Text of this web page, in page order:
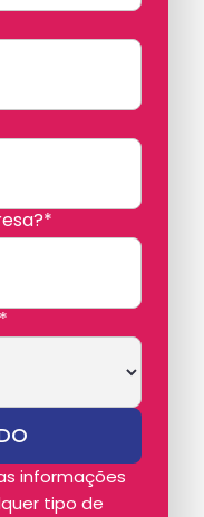
informações
tipo de